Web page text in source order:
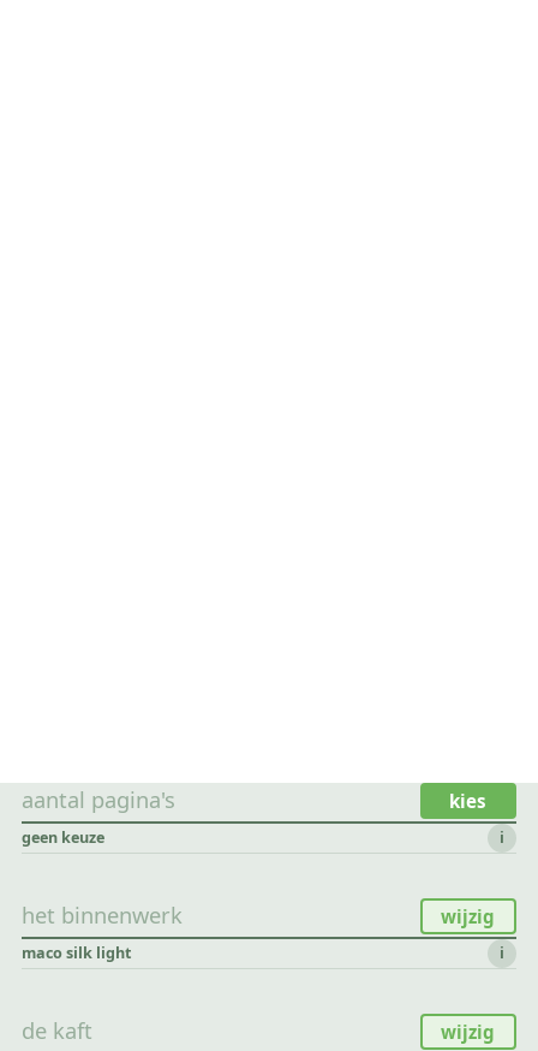
aantal pagina's kies
geen keuze i
het binnenwerk wijzig
maco silk light i
de kaft wijzig